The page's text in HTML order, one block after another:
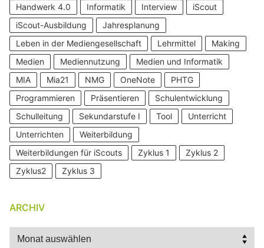
Handwerk 4.0
Informatik Interview
iScout
iScout-Ausbildung
Jahresplanung
Leben in der Mediengesellschaft
Lehrmittel
Making
Medien
Mediennutzung
Medien und Informatik
MIA
Mia21 NMG OneNote
PHTG
Programmieren
Präsentieren
Schulentwicklung
Schulleitung
Sekundarstufe I Tool
Unterricht
Unterrichten
Weiterbildung
Weiterbildungen für iScouts
Zyklus 1
Zyklus 2
Zyklus2
Zyklus 3
ARCHIV
Archiv